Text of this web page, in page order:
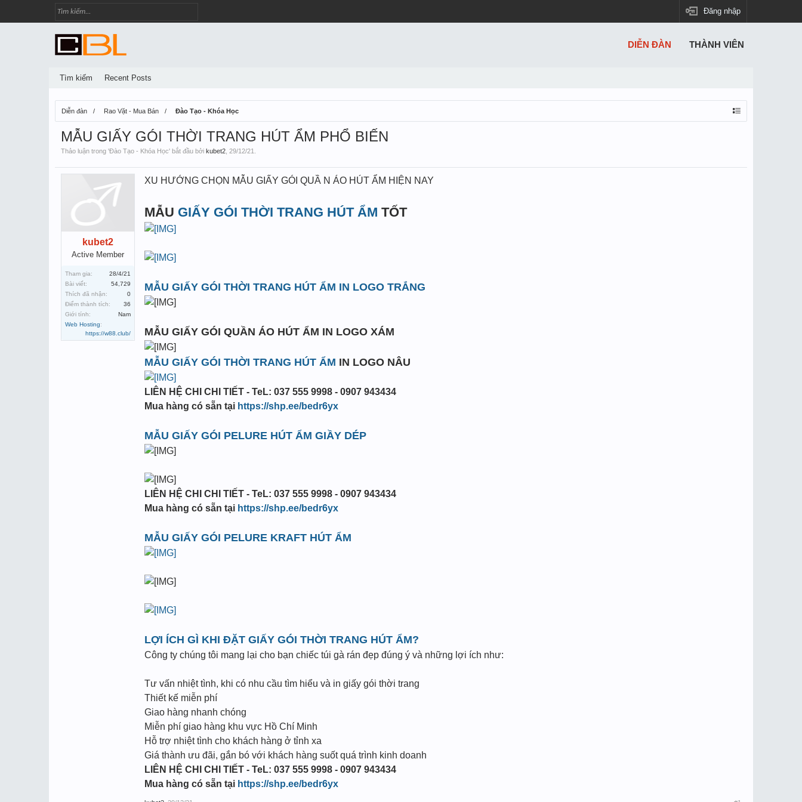
Đăng nhập
Diễn đàn Rao Vặt - Mua Bán Đào Tạo - Khóa Học
MẪU GIẤY GÓI THỜI TRANG HÚT ẨM PHỔ BIẾN
Thảo luận trong 'Đào Tạo - Khóa Học' bắt đầu bởi kubet2 29/12/21
kubet2
Active Member
Tham gia:
28/4/21
Bài viết:
54,729
Thích đã nhận:
0
Điểm thành tích:
36
Giới tính:
Nam
Web Hosting:
https://w88.club/
XU HƯỚNG CHỌN MẪU GIẤY GÓI QUẦ N ÁO HÚT ẨM HIỆN NAY
MẪU GIẤY GÓI THỜI TRANG HÚT ẨM TỐT
MẪU GIẤY GÓI THỜI TRANG HÚT ẨM IN LOGO TRẮNG
MẪU GIẤY GÓI QUẦN ÁO HÚT ẨM IN LOGO XÁM
MẪU GIẤY GÓI THỜI TRANG HÚT ẨM IN LOGO NÂU
LIÊN HỆ CHI CHI TIẾT - TeL: 037 555 9998 - 0907 943434
Mua hàng có sẵn tại https://shp.ee/bedr6yx
MẪU GIẤY GÓI PELURE HÚT ẨM GIẦY DÉP
LIÊN HỆ CHI CHI TIẾT - TeL: 037 555 9998 - 0907 943434
Mua hàng có sẵn tại https://shp.ee/bedr6yx
MẪU GIẤY GÓI PELURE KRAFT HÚT ẨM
LỢI ÍCH GÌ KHI ĐẶT GIẤY GÓI THỜI TRANG HÚT ẨM?
Công ty chúng tôi mang lại cho bạn chiếc túi gà rán đẹp đúng ý và những lợi ích như:
Tư vấn nhiệt tình, khi có nhu cầu tìm hiểu và in giấy gói thời trang
Thiết kế miễn phí
Giao hàng nhanh chóng
Miễn phí giao hàng khu vực Hồ Chí Minh
Hỗ trợ nhiệt tình cho khách hàng ở tỉnh xa
Giá thành ưu đãi, gắn bó với khách hàng suốt quá trình kinh doanh
LIÊN HỆ CHI CHI TIẾT - TeL: 037 555 9998 - 0907 943434
Mua hàng có sẵn tại https://shp.ee/bedr6yx
DIỄN ĐÀN
Tìm kiếm Recent Posts
THÀNH VIÊN